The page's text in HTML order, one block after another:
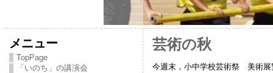
メニュー
TopPage
「いのち」の講演会
芸術の秋
今週末，小中学校芸術祭 美術展